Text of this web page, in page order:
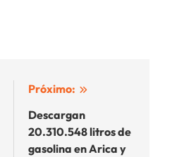
Próximo:
Descargan
20.310.548 litros de
gasolina en Arica y